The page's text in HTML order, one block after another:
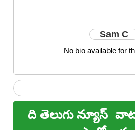
Sam C
No bio available for
ది తెలుగు న్యూస్